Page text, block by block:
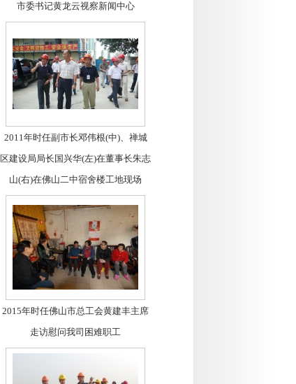
市委书记黄龙云视察新闻中心
2011年时任副市长邓伟根(中)、禅城
区建设局局长国兴华(左)在董事长朱志
山(右)在佛山二中宿舍楼工地现场
2015年时任佛山市总工会黄建丰主席
走访慰问我司困难职工